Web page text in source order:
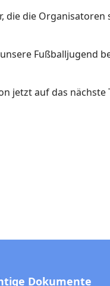
die die
Fußballjugend
jetzt auf das nächste
Dokumente